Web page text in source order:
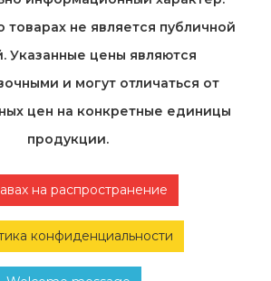
не является публичной
Указанные цены являются
и могут отличаться от
цен на конкретные единицы
продукции.
на распространение
конфиденциальности